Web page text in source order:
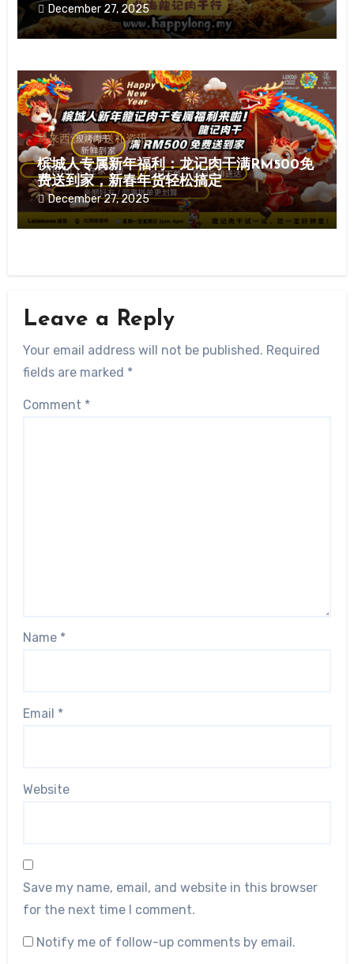
December 27, 2025
马来西亚新年送礼资讯
槟城人专属新年福利：龙记肉干满RM500免
费送到家，新春年货轻松搞定
December 27, 2025
Leave a Reply
Your email address will not be published. Required
fields are marked *
Comment *
Name *
Email *
Website
Save my name, email, and website in this browser
for the next time I comment.
Notify me of follow-up comments by email.